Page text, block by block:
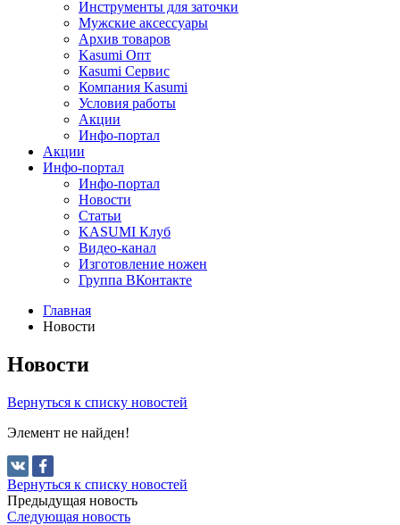
Инструменты для заточки
Мужские аксессуары
Архив товаров
Kasumi Опт
Кasumi Сервис
Компания Kasumi
Условия работы
Акции
Инфо-портал
Акции
Инфо-портал
Инфо-портал
Новости
Статьи
KASUMI Клуб
Видео-канал
Изготовление ножен
Группа ВКонтакте
Главная
Новости
Новости
Вернуться к списку новостей
Элемент не найден!
Вернуться к списку новостей
Предыдущая новость
Следующая новость